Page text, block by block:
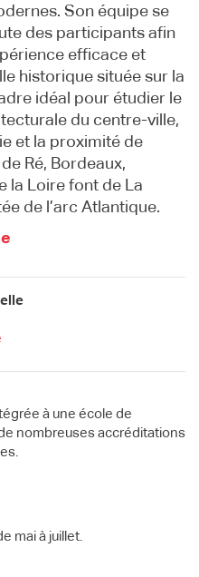
Son équipe se
des participants afin
efficace et
historique située sur la
idéal pour étudier le
du centre-ville,
et la proximité de
Ré, Bordeaux,
la Loire font de La
de l’arc Atlantique.
à une école de
nombreuses accréditations
mai à juillet.